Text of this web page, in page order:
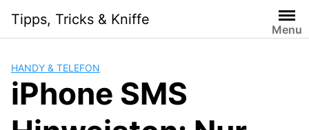
content
Tipps, Tricks & Kniffe
Menu
HANDY & TELEFON
iPhone SMS